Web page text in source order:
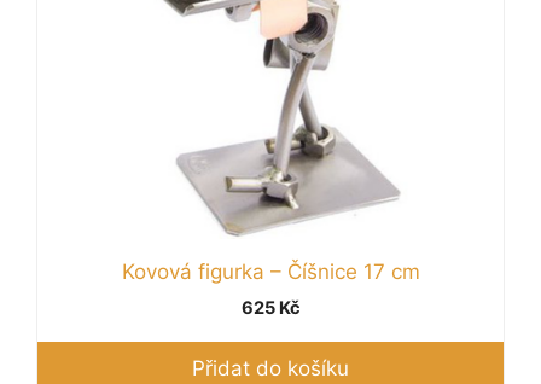
Kovová figurka – Číšnice 17 cm
625 Kč
Přidat do košíku